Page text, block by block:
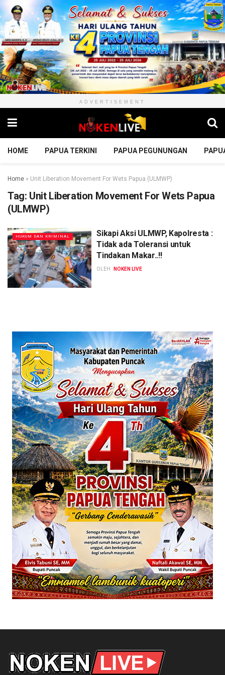
ADVERTISEMENT
HOME PAPUA TERKINI PAPUA PEGUNUNGAN
Home » Unit Liberation Movement For Wets Papua (ULMWP)
Tag: Unit Liberation Movement For Wets Papua
(ULMWP)
HUKUM DAN KRIMINAL
Sikapi Aksi ULMWP, Kapolresta :
Tidak ada Toleransi untuk
Tindakan Makar..!!
OLEH : NOKEN LIVE